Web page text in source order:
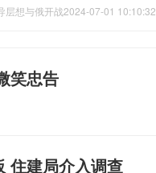
层想与俄开战2024-07-01 10:10:32
笑忠告
住建局介入调查